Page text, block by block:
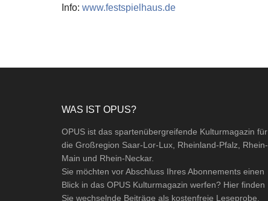
Info: www.festspielhaus.de
WAS IST OPUS?
OPUS ist das spartenübergreifende Kulturmagazin für
die Großregion Saar-Lor-Lux, Rheinland-Pfalz, Rhein-
Main und Rhein-Neckar.
Sie möchten vor Abschluss Ihres Abonnements einen
Blick in das OPUS Kulturmagazin werfen? Hier finden
Sie wechselnde Beiträge als kostenfreie Leseprobe.